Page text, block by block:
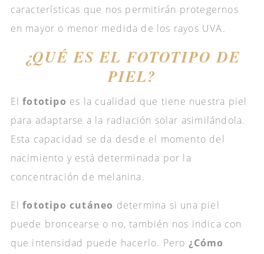
características que nos permitirán protegernos
en mayor o menor medida de los rayos UVA.
¿QUÉ ES EL FOTOTIPO DE
PIEL?
Elfototipo es la cualidad que tiene nuestra piel
para adaptarse a la radiación solar asimilándola.
Esta capacidad se da desde el momento del
nacimiento y está determinada por la
concentración de melanina.
Elfototipo cutáneo determina si una piel
puede broncearse o no, también nos indica con
que intensidad puede hacerlo. Pero ¿Cómo